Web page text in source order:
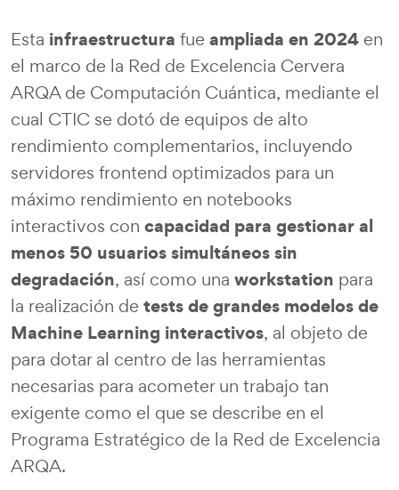
Esta infraestructura fue ampliada en 2024 en
el marco de la Red de Excelencia Cervera
ARQA de Computación Cuántica, mediante el
cual CTIC se dotó de equipos de alto
rendimiento complementarios, incluyendo
servidores frontend optimizados para un
máximo rendimiento en notebooks
interactivos con capacidad para gestionar al
menos 50 usuarios simultáneos sin
degradación, así como una workstation para
la realización de tests de grandes modelos de
Machine Learning interactivos, al objeto de
para dotar al centro de las herramientas
necesarias para acometer un trabajo tan
exigente como el que se describe en el
Programa Estratégico de la Red de Excelencia
ARQA.